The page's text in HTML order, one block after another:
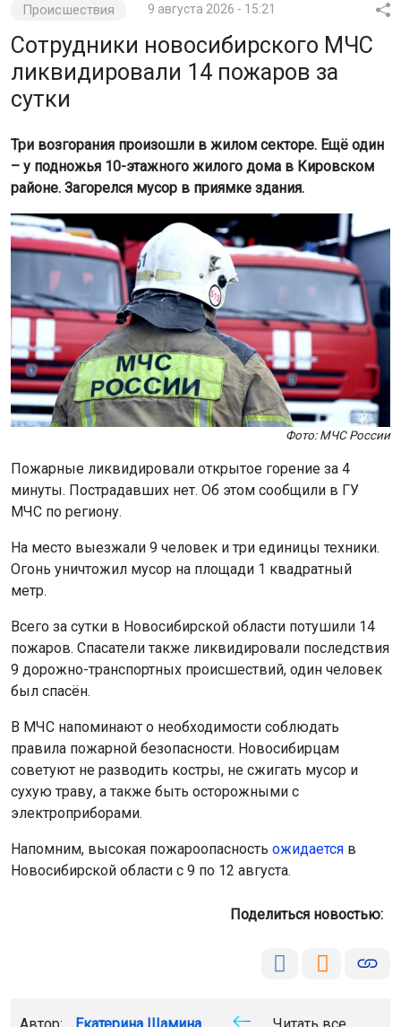
Происшествия 9 августа 2026 - 15:21
Сотрудники новосибирского МЧС
ликвидировали 14 пожаров за
сутки
Три возгорания произошли в жилом секторе. Ещё один
– у подножья 10-этажного жилого дома в Кировском
районе. Загорелся мусор в приямке здания.
Фото: МЧС России
Пожарные ликвидировали открытое горение за 4
минуты. Пострадавших нет. Об этом сообщили в ГУ
МЧС по региону.
На место выезжали 9 человек и три единицы техники.
Огонь уничтожил мусор на площади 1 квадратный
метр.
Всего за сутки в Новосибирской области потушили 14
пожаров. Спасатели также ликвидировали последствия
9 дорожно-транспортных происшествий, один человек
был спасён.
В МЧС напоминают о необходимости соблюдать
правила пожарной безопасности. Новосибирцам
советуют не разводить костры, не сжигать мусор и
сухую траву, а также быть осторожными с
электроприборами.
Напомним, высокая пожароопасность ожидается в
Новосибирской области с 9 по 12 августа.
Поделиться новостью: